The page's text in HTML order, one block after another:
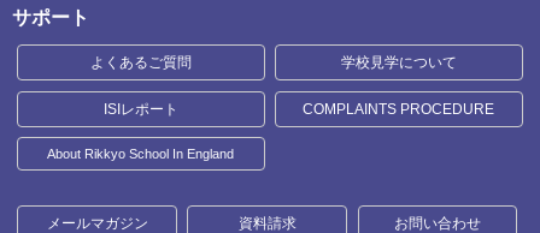
サポート
よくあるご質問 学校見学について
ISIレポート COMPLAINTS PROCEDURE
About Rikkyo School In England
メールマガジン 資料請求 お問い合わせ